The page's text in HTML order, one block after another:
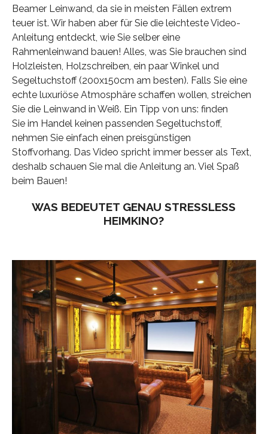
Beamer Leinwand, da sie in meisten Fällen extrem
teuer ist. Wir haben aber für Sie die leichteste Video-
Anleitung entdeckt, wie Sie selber eine
Rahmenleinwand bauen! Alles, was Sie brauchen sind
Holzleisten, Holzschreiben, ein paar Winkel und
Segeltuchstoff (200x150cm am besten). Falls Sie eine
echte luxuriöse Atmosphäre schaffen wollen, streichen
Sie die Leinwand in Weiß. Ein Tipp von uns: finden
Sie im Handel keinen passenden Segeltuchstoff,
nehmen Sie einfach einen preisgünstigen
Stoffvorhang. Das Video spricht immer besser als Text,
deshalb schauen Sie mal die Anleitung an. Viel Spaß
beim Bauen!
WAS BEDEUTET GENAU STRESSLESS
HEIMKINO?